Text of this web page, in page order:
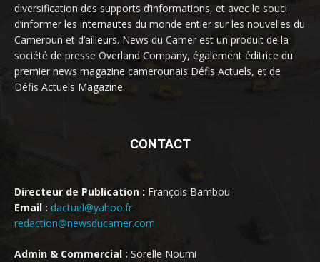
diversification des supports d’informations, et avec le souci
d’informer les internautes du monde entier sur les nouvelles du
Cameroun et d’ailleurs. News du Camer est un produit de la
société de presse Overland Company, également éditrice du
premier news magazine camerounais Défis Actuels, et de
Défis Actuels Magazine.
CONTACT
Directeur de Publication : François Bambou
Email : dactuel@yahoo.fr
redaction@newsducamer.com
Admin & Commercial : Sorelle Noumi